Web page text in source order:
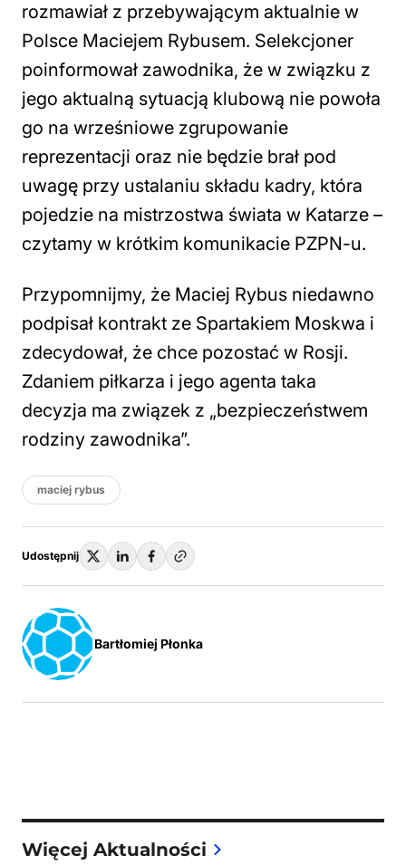
rozmawiał z przebywającym aktualnie w
Polsce Maciejem Rybusem. Selekcjoner
poinformował zawodnika, że w związku z
jego aktualną sytuacją klubową nie powoła
go na wrześniowe zgrupowanie
reprezentacji oraz nie będzie brał pod
uwagę przy ustalaniu składu kadry, która
pojedzie na mistrzostwa świata w Katarze –
czytamy w krótkim komunikacie PZPN-u.
Przypomnijmy, że Maciej Rybus niedawno
podpisał kontrakt ze Spartakiem Moskwa i
zdecydował, że chce pozostać w Rosji.
Zdaniem piłkarza i jego agenta taka
decyzja ma związek z „bezpieczeństwem
rodziny zawodnika”.
maciej rybus
Udostępnij
Bartłomiej Płonka
Więcej Aktualności